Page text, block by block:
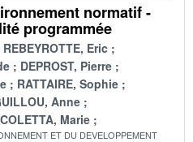
normatif -
programmée
REBEYROTTE, Eric
DEPROST, Pierre
RATTAIRE, Sophie
Anne
Marie
ET DU DEVELOPPEMENT